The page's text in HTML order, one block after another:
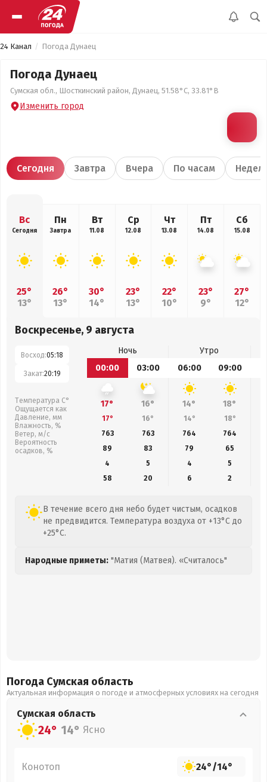
24 Канал Погода Дунаец
Погода Дунаец
Сумская обл., Шосткинский район, Дунаец, 51.58°С, 33.81°В
Изменить город
Сегодня Завтра Вчера По часам
Вс
Сегодня
25°
13°
Пн
Завтра
26°
13°
Вт
11.08
30°
14°
Ср
12.08
23°
13°
Чт
13.08
22°
10°
Пт
14.08
23°
9°
Сб
15.08
27°
12°
Воскресенье, 9 августа
Восход:05:18
Закат:20:19
Температура С°
Ощущается как
Давление, мм
Влажность, %
Ветер, м/с
Вероятность
осадков, %
Ночь
Утро
00:00
03:00 06:00 09:00
17° 16° 14° 18°
17° 16° 14° 18°
763
763 764 764
89
83 79
65
4
5 4
5
58
20 6 2
В течение всего дня небо будет чистым, осадков
не предвидится. Температура воздуха от +13°C до
+25°C.
Народные приметы: "Матия (Матвея). «Считалось"
Погода Сумская область
Актуальная информация о погоде и атмосферных условиях на сегодня
Сумская область
24° 14° Ясно
Конотоп 24°/14°